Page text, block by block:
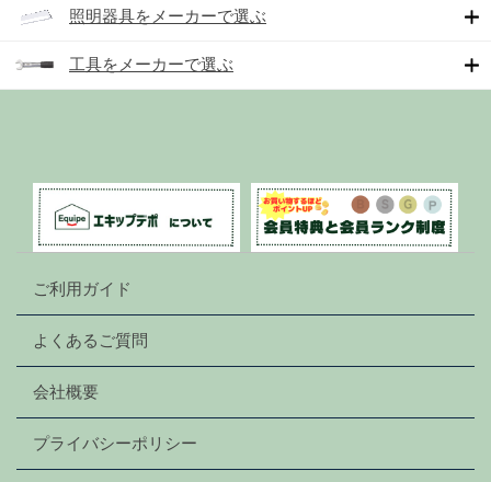
照明器具をメーカーで選ぶ
工具をメーカーで選ぶ
ご利用ガイド
よくあるご質問
会社概要
プライバシーポリシー